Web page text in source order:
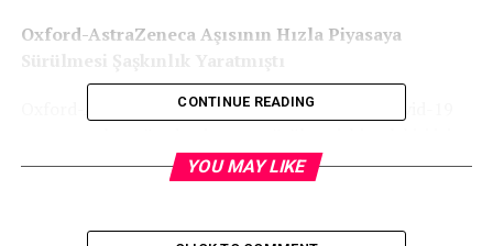
Oxford-AstraZeneca Aşısının Hızla Piyasaya
Oxford-AstraZeneca ortaklığında hazırlanan Covid-19
şaşırtıcı bir gelişme olmuştu. Diğer aşıların on yıllarca
denendikten sonra piyasaya sürülmesini örnek gösteren
üretilmesi düşündürücüydü. Ancak bazıları için bu,
CONTINUE READING
YOU MAY LIKE